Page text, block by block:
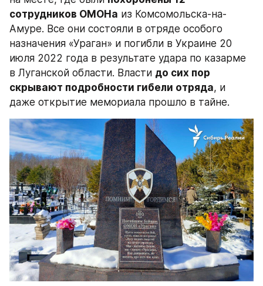
сотрудников ОМОНа из Комсомольска-на-
Амуре. Все они состояли в отряде особого
назначения «Ураган» и погибли в Украине 20
июля 2022 года в результате удара по казарме
в Луганской области. Власти до сих пор
скрывают подробности гибели отряда, и
даже открытие мемориала прошло в тайне.